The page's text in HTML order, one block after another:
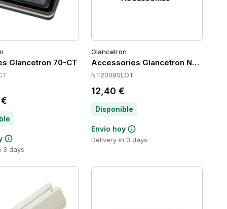
Glancetron 70-CT
3 days
Glancetron
Accessories Glancetron
NT2009SLOT
12,40 €
Disponible
Envío hoy
Delivery in 3 days